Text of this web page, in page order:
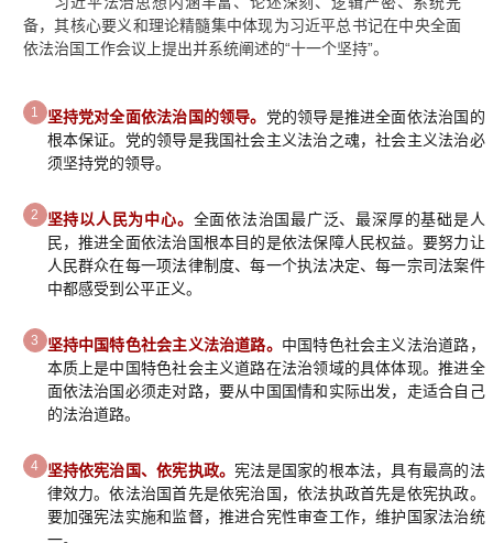
备，其核心要义和理论精髓集中体现为习近平总书记在中央全面
依法治国工作会议上提出并系统阐述的“十一个坚持”。
1 坚持党对全面依法治国的领导。 党的领导是推进全面依法治国的
根本保证。党的领导是我国社会主义法治之魂，社会主义法治必
须坚持党的领导。
2 坚持以人民为中心。 全面依法治国最广泛、最深厚的基础是人
民，推进全面依法治国根本目的是依法保障人民权益。要努力让
人民群众在每一项法律制度、每一个执法决定、每一宗司法案件
中都感受到公平正义。
3 坚持中国特色社会主义法治道路。 中国特色社会主义法治道路，
本质上是中国特色社会主义道路在法治领域的具体体现。推进全
面依法治国必须走对路，要从中国国情和实际出发，走适合自己
的法治道路。
4 坚持依宪治国、依宪执政。 宪法是国家的根本法，具有最高的法
律效力。依法治国首先是依宪治国，依法执政首先是依宪执政。
要加强宪法实施和监督，推进合宪性审查工作，维护国家法治统